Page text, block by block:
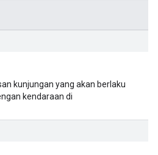
kunjungan yang akan berlaku
kendaraan di